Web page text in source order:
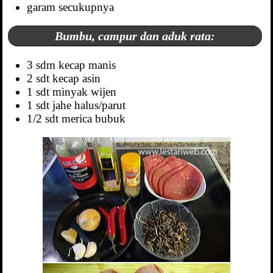
garam secukupnya
Bumbu, campur dan aduk rata:
3 sdm kecap manis
2 sdt kecap asin
1 sdt minyak wijen
1 sdt jahe halus/parut
1/2 sdt merica bubuk